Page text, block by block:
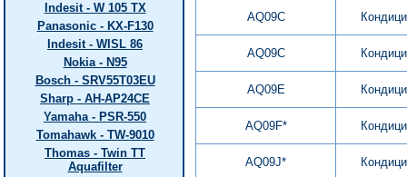
Indesit - W 105 TX
Panasonic - KX-F130
Indesit - WISL 86
Nokia - N95
Bosch - SRV55T03EU
Sharp - AH-AP24CE
Yamaha - PSR-550
Tomahawk - TW-9010
Thomas - Twin TT
Aquafilter
AQ09C
AQ09C
AQ09E
AQ09F*
AQ09J*